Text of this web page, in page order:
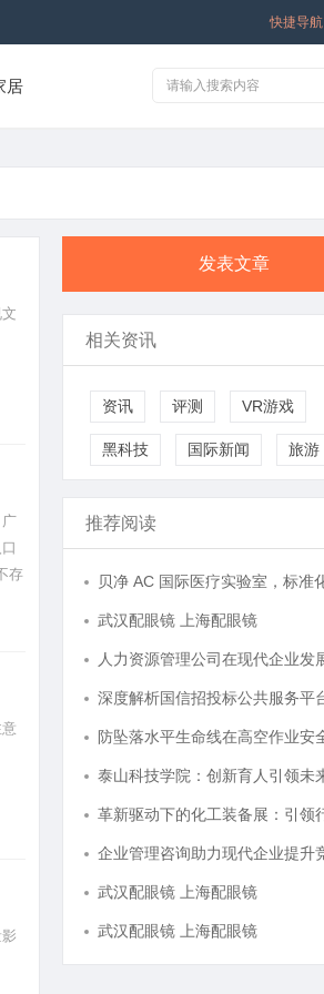
快捷导航
居
存
发表文章
相关资讯
资讯 评测 VR游戏
黑科技 国际新闻 旅游
推荐阅读
武汉配眼镜 上海配眼镜
武汉配眼镜 上海配眼镜
武汉配眼镜 上海配眼镜